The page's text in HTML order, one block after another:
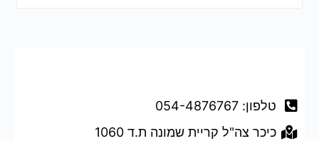
טלפון: 054-4876767
כיכר צה"ל קריית שמונה ת.ד 1060